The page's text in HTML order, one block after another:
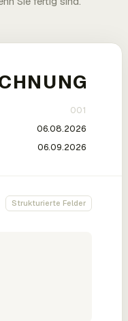
Strukturierte Felder